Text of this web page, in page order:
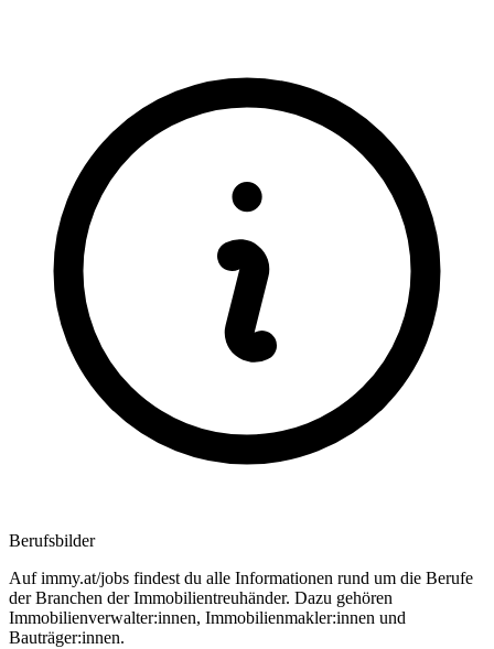
Berufsbilder
Auf immy.at/jobs findest du alle Informationen rund um die Berufe
der Branchen der Immobilientreuhänder. Dazu gehören
Immobilienverwalter:innen, Immobilienmakler:innen und
Bauträger:innen.